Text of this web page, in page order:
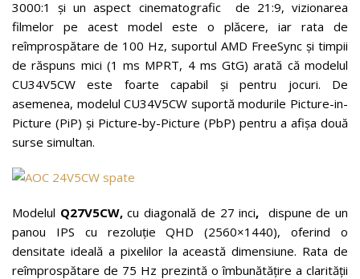
3000:1 și un aspect cinematografic de 21:9, vizionarea
filmelor pe acest model este o plăcere, iar rata de
reîmprospătare de 100 Hz, suportul AMD FreeSync și timpii
de răspuns mici (1 ms MPRT, 4 ms GtG) arată că modelul
CU34V5CW este foarte capabil și pentru jocuri. De
asemenea, modelul CU34V5CW suportă modurile Picture-in-
Picture (PiP) și Picture-by-Picture (PbP) pentru a afișa două
surse simultan.
Modelul Q27V5CW,cu diagonală de 27 inci, dispune de un
panou IPS cu rezoluție QHD (2560×1440), oferind o
densitate ideală a pixelilor la această dimensiune. Rata de
reîmprospătare de 75 Hz prezintă o îmbunătățire a clarității